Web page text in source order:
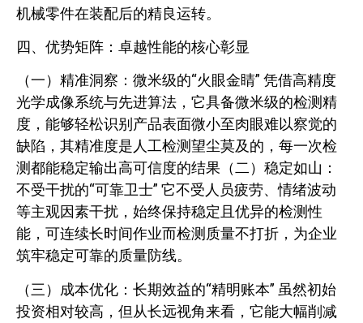
机械零件在装配后的精良运转。
四、优势矩阵：卓越性能的核心彰显
（一）精准洞察：微米级的“火眼金睛” 凭借高精度
光学成像系统与先进算法，它具备微米级的检测精
度，能够轻松识别产品表面微小至肉眼难以察觉的
缺陷，其精准度是人工检测望尘莫及的，每一次检
测都能稳定输出高可信度的结果（二）稳定如山：
不受干扰的“可靠卫士” 它不受人员疲劳、情绪波动
等主观因素干扰，始终保持稳定且优异的检测性
能，可连续长时间作业而检测质量不打折，为企业
筑牢稳定可靠的质量防线。
（三）成本优化：长期效益的“精明账本” 虽然初始
投资相对较高，但从长远视角来看，它能大幅削减